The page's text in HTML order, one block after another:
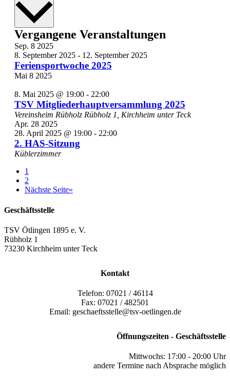
Vergangene Veranstaltungen
Sep. 8 2025
8. September 2025- 12. September 2025
Feriensportwoche 2025
Mai 8 2025
8. Mai 2025 @ 19:00- 22:00
TSV Mitgliederhauptversammlung 2025
Vereinsheim Rübholz Rübholz 1, Kirchheim unter Teck
Apr. 28 2025
28. April 2025 @ 19:00- 22:00
2. HAS-Sitzung
Küblerzimmer
1
2
Nächste Seite»
Geschäftsstelle
TSV Ötlingen 1895 e. V.
Rübholz 1
73230 Kirchheim unter Teck
Kontakt
Telefon: 07021 / 46114
Fax: 07021 / 482501
Email: geschaeftsstelle@tsv-oetlingen.de
Öffnungszeiten - Geschäftsstelle
Mittwochs: 17:00 - 20:00 Uhr
andere Termine nach Absprache möglich